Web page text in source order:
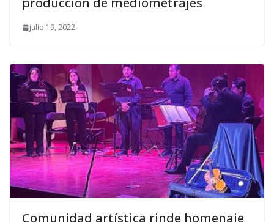
julio 19, 2022
Comunidad artística rinde homenaje